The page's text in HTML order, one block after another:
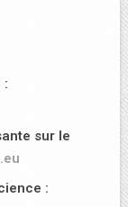
:
sur le
: